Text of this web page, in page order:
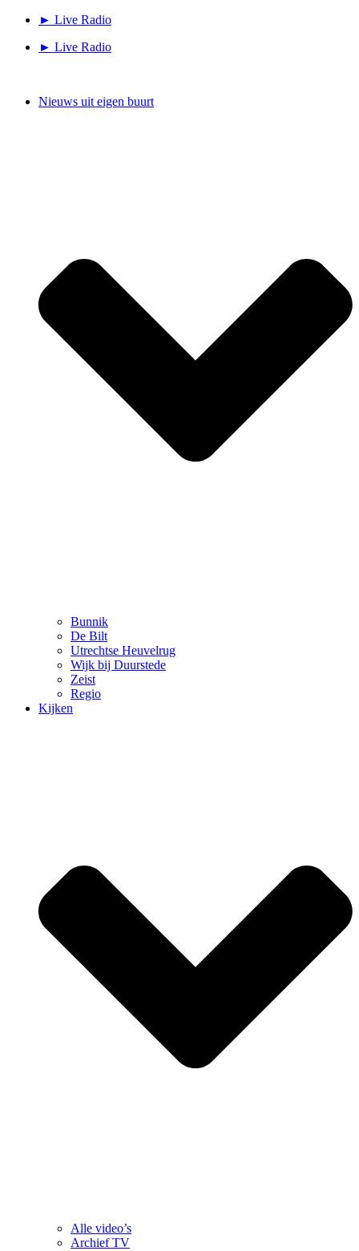
► Live Radio
► Live Radio
Nieuws uit eigen buurt
Bunnik
De Bilt
Utrechtse Heuvelrug
Wijk bij Duurstede
Zeist
Regio
Kijken
Alle video’s
Archief TV